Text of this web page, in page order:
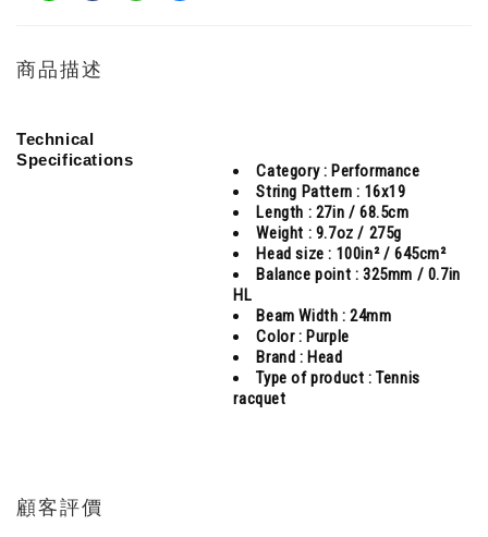
商品描述
Technical
Specifications
Category : Performance
String Pattern : 16x19
Length : 27in / 68.5cm
Weight : 9.7oz / 275g
Head size : 100in² / 645cm²
Balance point : 325mm / 0.7in
HL
Beam Width :24mm
Color : Purple
Brand : Head
Type of product :Tennis
racquet
顧客評價